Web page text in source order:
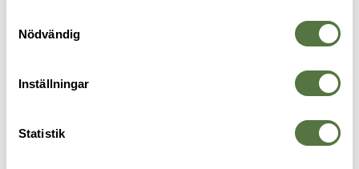
Nödvändig
Inställningar
Statistik